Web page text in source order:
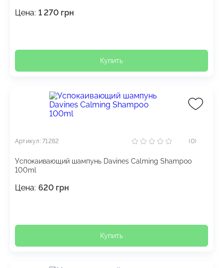
Цена: 1 270 грн
Купить
Артикул: 71282 (0)
Успокаивающий шампунь Davines Calming Shampoo
100ml
Цена: 620 грн
Купить